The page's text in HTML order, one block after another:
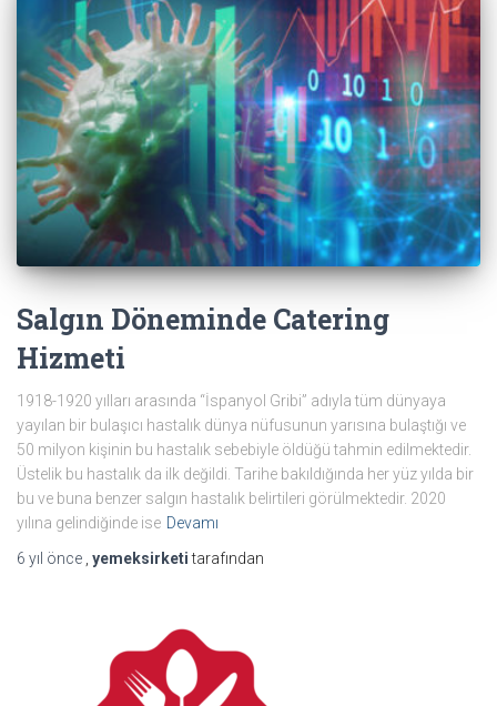
Salgın Döneminde Catering
Hizmeti
1918-1920 yılları arasında “İspanyol Gribi” adıyla tüm dünyaya
yayılan bir bulaşıcı hastalık dünya nüfusunun yarısına bulaştığı ve
50 milyon kişinin bu hastalık sebebiyle öldüğü tahmin edilmektedir.
Üstelik bu hastalık da ilk değildi. Tarihe bakıldığında her yüz yılda bir
bu ve buna benzer salgın hastalık belirtileri görülmektedir. 2020
yılına gelindiğinde ise Devamı
6 yıl önce yemeksirketitarafından